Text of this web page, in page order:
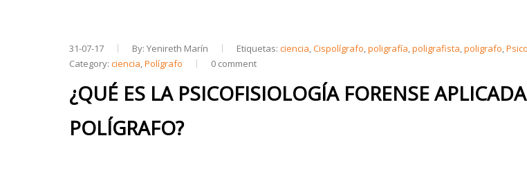
31-07-17 By: Yenireth Marín Etiquetas:ciencia ,Cispolígrafo ,poligrafía ,poligrafista ,poligrafo ,
Category:ciencia ,Polígrafo 0 comment
¿QUÉ ES LA PSICOFISIOLOGÍA FORENSE
POLÍGRAFO?